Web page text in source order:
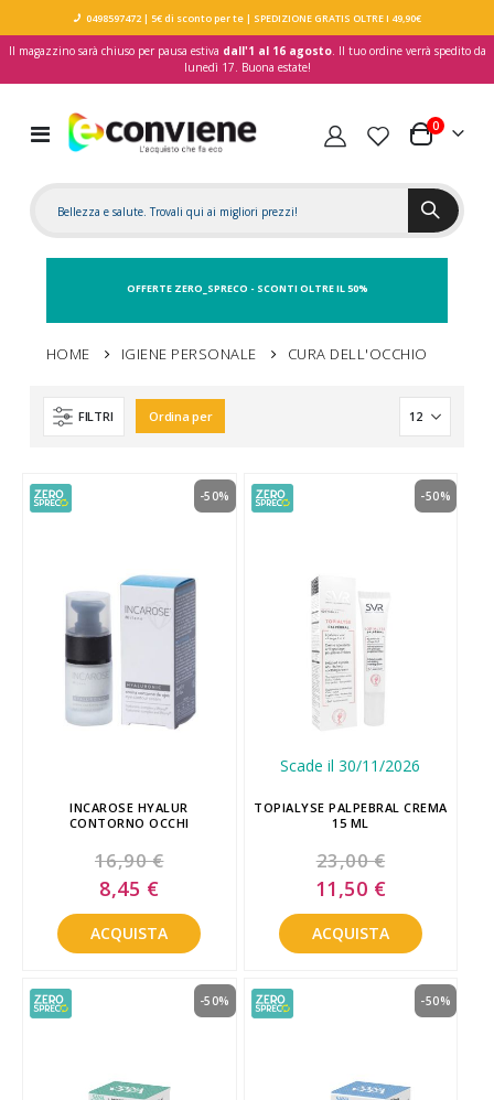
0498597472| 5€ di sconto per te| SPEDIZIONE GRATIS OLTRE I 49,90€
Il magazzino sarà chiuso per pausa estiva dall'1 al 16 agosto. Il tuo ordine verrà spedito da
lunedì 17. Buona estate!
Toggle
Nav
Carrello
0elementi
OFFERTE ZERO_SPRECO - SCONTI OLTRE IL 50%
HOME IGIENE PERSONALE CURA DELL'OCCHIO
FILTRI Ordina per
INCAROSE HYALUR
CONTORNO OCCHI
16,90 €
-50%
Special
Price
8,45 €
ACQUISTA
Scade il 30/11/2026
TOPIALYSE PALPEBRAL CREMA
15 ML
23,00 €
-50%
Special
Price
11,50 €
ACQUISTA
-50% -50%